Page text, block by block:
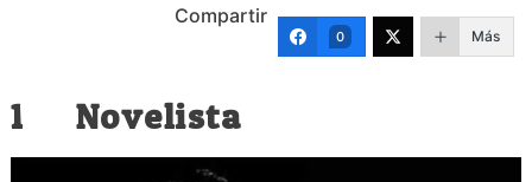
Compartir
0 Más
1 Novelista